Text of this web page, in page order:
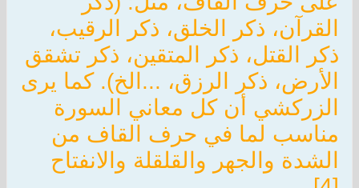
القرآن، ذكر الخلق، ذكر الرقيب،
ذكر القتل، ذكر المتقين، ذكر تشقق
الأرض، ذكر الرزق، ...الخ). كما يرى
الزركشي أن كل معاني السورة
مناسب لما في حرف القاف من
الشدة والجهر والقلقلة والانفتاح